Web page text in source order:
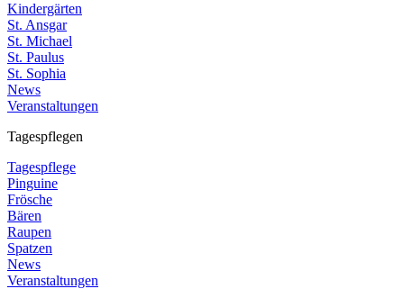
Kindergärten
St. Ansgar
St. Michael
St. Paulus
St. Sophia
News
Veranstaltungen
Tagespflegen
Tagespflege
Pinguine
Frösche
Bären
Raupen
Spatzen
News
Veranstaltungen